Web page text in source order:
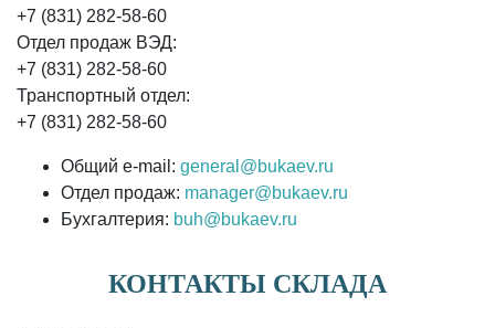
+7 (831) 282-58-60
Отдел продаж ВЭД:
+7 (831) 282-58-60
Транспортный отдел:
+7 (831) 282-58-60
Общий e-mail: general@bukaev.ru
Отдел продаж: manager@bukaev.ru
Бухгалтерия: buh@bukaev.ru
КОНТАКТЫ СКЛАДА